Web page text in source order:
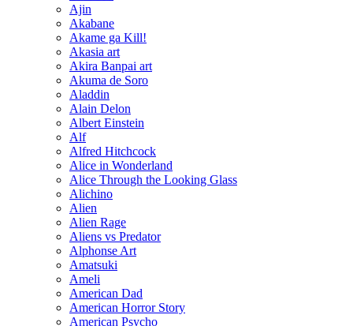
Ajin
Akabane
Akame ga Kill!
Akasia art
Akira Banpai art
Akuma de Soro
Aladdin
Alain Delon
Albert Einstein
Alf
Alfred Hitchcock
Alice in Wonderland
Alice Through the Looking Glass
Alichino
Alien
Alien Rage
Aliens vs Predator
Alphonse Art
Amatsuki
Ameli
American Dad
American Horror Story
American Psycho